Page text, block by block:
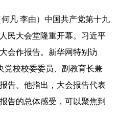
凡 李由）中国共产党第十九
民大会堂隆重开幕。习近平
会作报告。新华网特别访
党校校委委员、副教育长兼
告。他指出，大会报告代表
告的总体感受，可以聚焦到